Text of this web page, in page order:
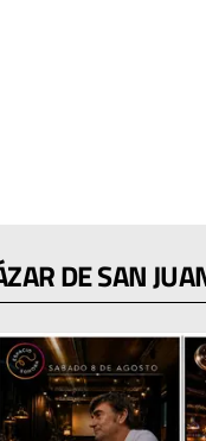
DE SAN